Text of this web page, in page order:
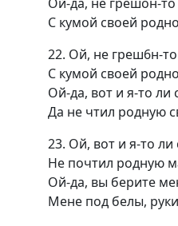
С кумой своей
22. Ой, не греш6н-
С кумой своей
Ой-да, вот и я-то ли
Да не чтил родную
23. Ой, вот и я-то ли
Не почтил родную
Ой-да, вы берите
Мене под белы,